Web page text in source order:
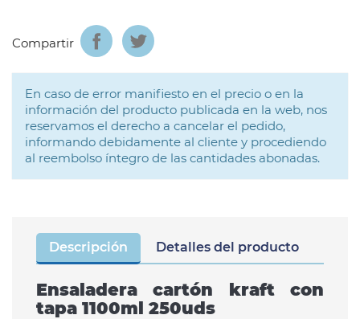
Compartir
En caso de error manifiesto en el precio o en la
información del producto publicada en la web, nos
reservamos el derecho a cancelar el pedido,
informando debidamente al cliente y procediendo
al reembolso íntegro de las cantidades abonadas.
Descripción Detalles del producto
Ensaladera cartón kraft con
tapa 1100ml 250uds